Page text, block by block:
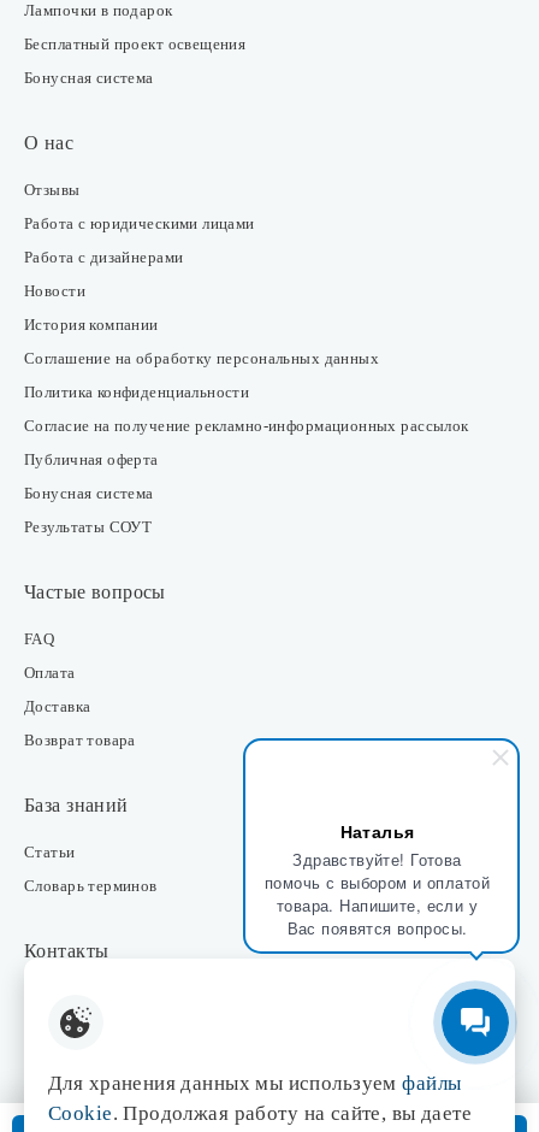
Наталья
Здравствуйте! Готова
помочь с выбором и оплатой
товара. Напишите, если у
Вас появятся вопросы.
Лампочки в подарок
Бесплатный проект освещения
Бонусная система
О нас
Отзывы
Работа с юридическими лицами
Работа с дизайнерами
Новости
История компании
Соглашение на обработку персональных данных
Политика конфиденциальности
Согласие на получение рекламно-информационных рассылок
Публичная оферта
Бонусная система
Результаты СОУТ
Частые вопросы
FAQ
Оплата
Доставка
Возврат товара
База знаний
Статьи
Словарь терминов
Контакты
Интернет-магазин
Отдел маркетинга
Для хранения данных мы используемфайлы
Cookie. Продолжая работу на сайте, вы даете